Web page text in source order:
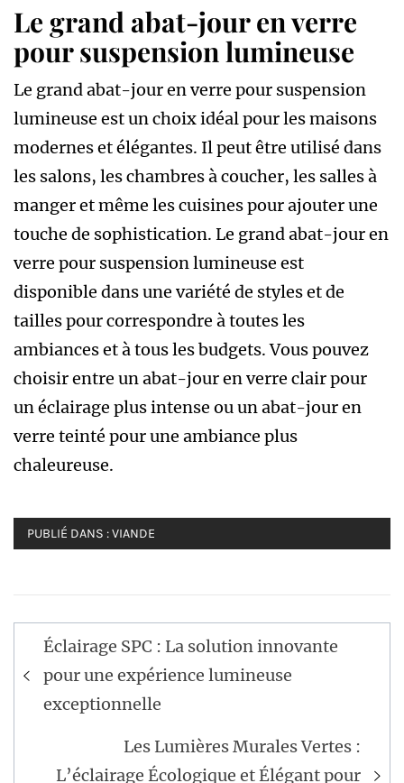
Le grand abat-jour en verre
pour suspension lumineuse
Le grand abat-jour en verre pour suspension
lumineuse est un choix idéal pour les maisons
modernes et élégantes. Il peut être utilisé dans
les salons, les chambres à coucher, les salles à
manger et même les cuisines pour ajouter une
touche de sophistication. Le grand abat-jour en
verre pour suspension lumineuse est
disponible dans une variété de styles et de
tailles pour correspondre à toutes les
ambiances et à tous les budgets. Vous pouvez
choisir entre un abat-jour en verre clair pour
un éclairage plus intense ou un abat-jour en
verre teinté pour une ambiance plus
chaleureuse.
PUBLIÉ DANS :VIANDE
Navigation
de
l’article
Éclairage SPC : La solution innovante
pour une expérience lumineuse
exceptionnelle
Les Lumières Murales Vertes :
L’éclairage Écologique et Élégant pour